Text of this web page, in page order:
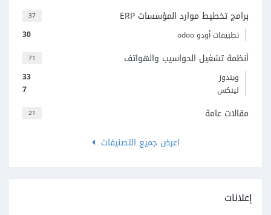
37 برامج تخطيط موارد المؤسسات ERP
30 تطبيقات أودو odoo
71 أنظمة تشغيل الحواسيب والهواتف
33
ويندوز
7
لينكس
21
مقالات عامة
اعرض جميع التصنيفات
إعلانات